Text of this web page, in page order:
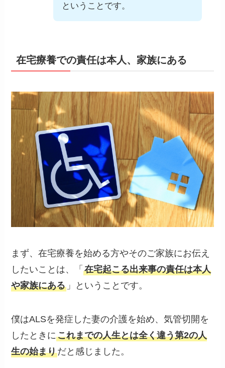
ということです。
在宅療養での責任は本人、家族にある
まず、在宅療養を始める方やそのご家族にお伝え
したいことは、「在宅起こる出来事の責任は本人
や家族にある 」ということです。
僕はALSを発症した妻の介護を始め、気管切開を
したときにこれまでの人生とは全く違う第2の人
生の始まりだと感じました。